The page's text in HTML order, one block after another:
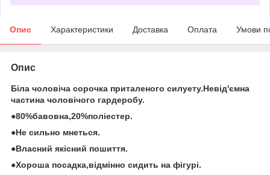
Опис Характеристики Доставка Оплата Умови
Опис
Біла чоловіча сорочка приталеного силуету.Невід'ємна
частина чоловічого гардеробу.
●80%бавовна,20%поліестер.
●Не сильно мнеться.
●Власний якісний пошиття.
●Хороша посадка,відмінно сидить на фігурі.